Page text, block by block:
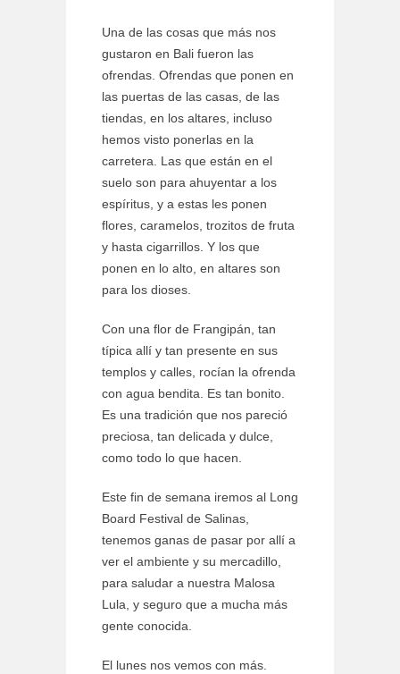
Una de las cosas que más nos
gustaron en Bali fueron las
ofrendas. Ofrendas que ponen en
las puertas de las casas, de las
tiendas, en los altares, incluso
hemos visto ponerlas en la
carretera. Las que están en el
suelo son para ahuyentar a los
espíritus, y a estas les ponen
flores, caramelos, trozitos de fruta
y hasta cigarrillos. Y los que
ponen en lo alto, en altares son
para los dioses.
Con una flor de Frangipán, tan
típica allí y tan presente en sus
templos y calles, rocían la ofrenda
con agua bendita. Es tan bonito.
Es una tradición que nos pareció
preciosa, tan delicada y dulce,
como todo lo que hacen.
Este fin de semana iremos al Long
Board Festival de Salinas,
tenemos ganas de pasar por allí a
ver el ambiente y su mercadillo,
para saludar a nuestra Malosa
Lula, y seguro que a mucha más
gente conocida.
El lunes nos vemos con más.